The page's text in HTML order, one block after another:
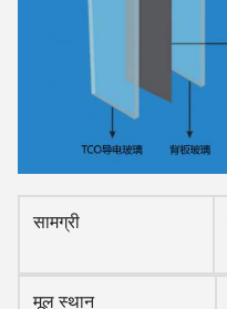
सामग्री
मूल स्थान